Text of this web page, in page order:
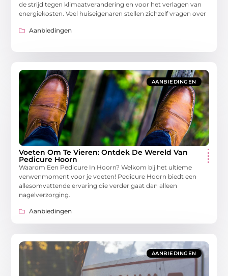
de strijd tegen klimaatverandering en voor het verlagen van
energiekosten. Veel huiseigenaren stellen zichzelf vragen over
Aanbiedingen
AANBIEDINGEN
Voeten Om Te Vieren: Ontdek De Wereld Van
Pedicure Hoorn
Waarom Een Pedicure In Hoorn? Welkom bij het ultieme
verwenmoment voor je voeten! Pedicure Hoorn biedt een
allesomvattende ervaring die verder gaat dan alleen
nagelverzorging.
Aanbiedingen
AANBIEDINGEN